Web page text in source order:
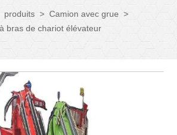
produits > Camion avec grue >
bras de chariot élévateur